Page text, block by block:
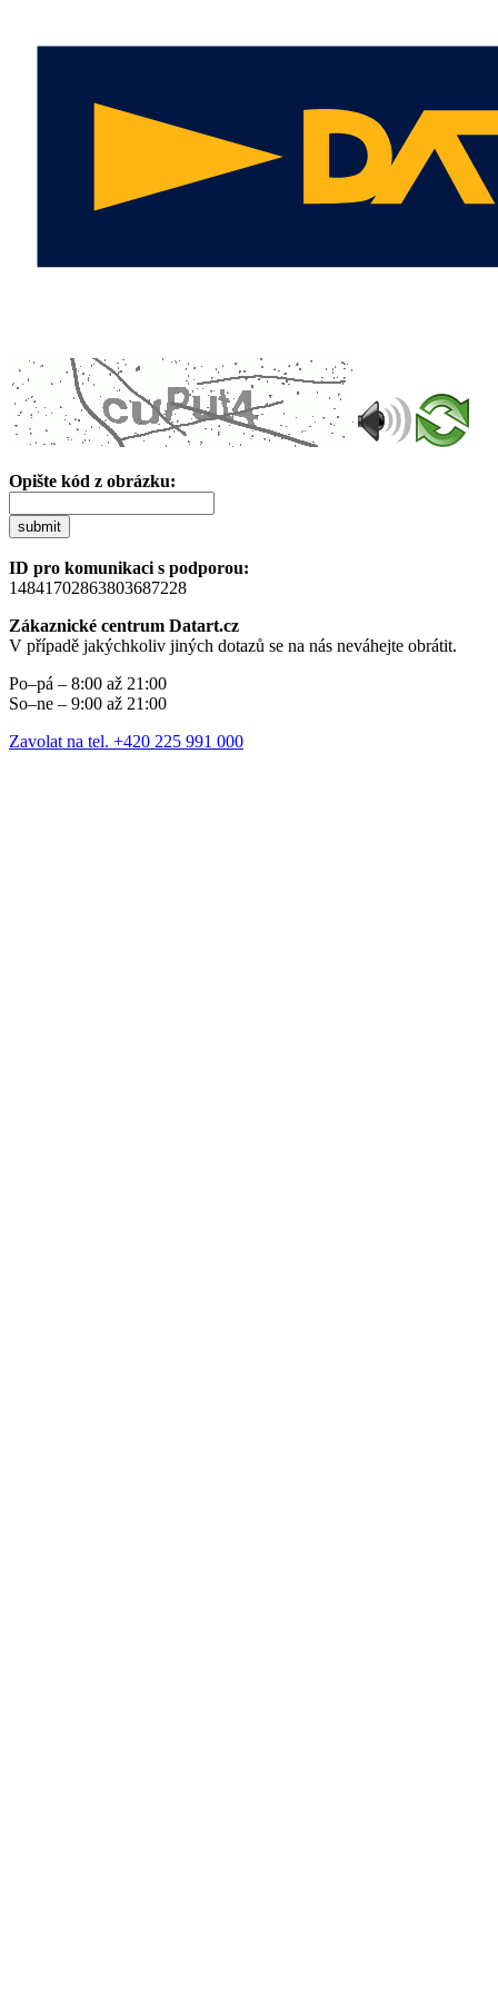
Opište kód z obrázku:
submit
ID pro komunikaci s podporou:
14841702863803687228
Zákaznické centrum Datart.cz
V případě jakýchkoliv jiných dotazů se na nás neváhejte obrátit.
Po–pá – 8:00 až 21:00
So–ne – 9:00 až 21:00
Zavolat na tel. +420 225 991 000